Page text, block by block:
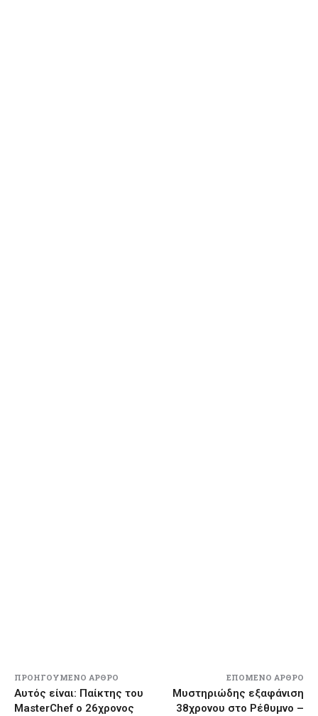
ΠΡΟΗΓΟΎΜΕΝΟ ΆΡΘΡΟ
Αυτός είναι: Παίκτης του
MasterChef ο 26χρονος
ΕΠΌΜΕΝΟ ΆΡΘΡΟ
Μυστηριώδης εξαφάνιση
38χρονου στο Ρέθυμνο –